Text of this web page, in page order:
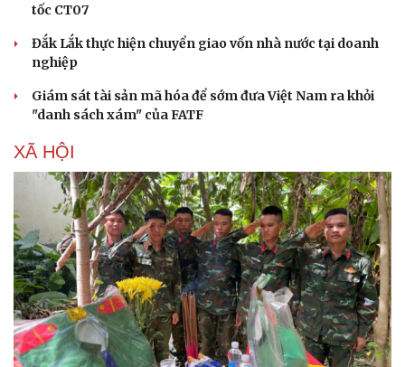
tốc CT07
Đắk Lắk thực hiện chuyển giao vốn nhà nước tại doanh
nghiệp
Giám sát tài sản mã hóa để sớm đưa Việt Nam ra khỏi
"danh sách xám" của FATF
XÃ HỘI